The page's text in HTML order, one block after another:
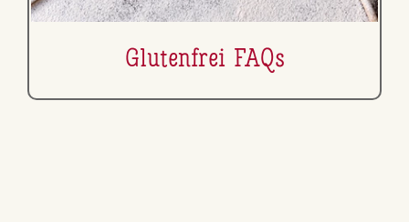
Glu­ten­frei FAQs